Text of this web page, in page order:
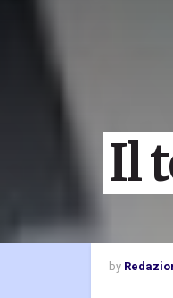
Il
by